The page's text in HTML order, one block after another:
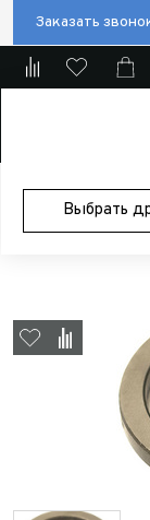
Заказать
Выбрать
Главная Магазин
Пневматические/
Дистанционное